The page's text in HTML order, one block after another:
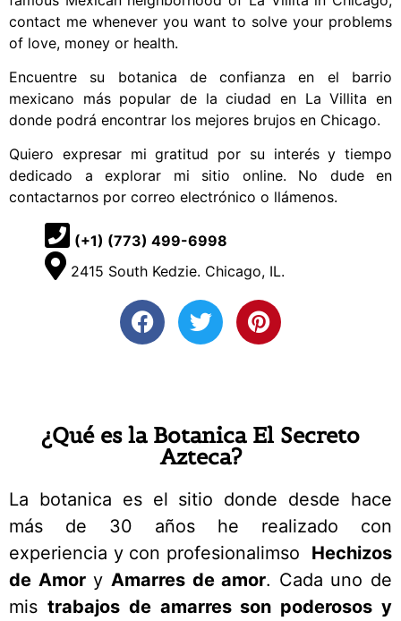
contact me whenever you want to solve your problems
of love, money or health.
Encuentre su botanica de confianza en el barrio
mexicano más popular de la ciudad en La Villita en
donde podrá encontrar los mejores brujos en Chicago.
Quiero expresar mi gratitud por su interés y tiempo
dedicado a explorar mi sitio online. No dude en
contactarnos por correo electrónico o llámenos.
(+1) (773) 499-6998
2415 South Kedzie. Chicago, IL.
¿Qué es la Botanica El Secreto
Azteca?
La botanica es el sitio donde desde hace
más de 30 años he realizado con
experiencia y con profesionalimso Hechizos
de Amory Amarres de amor. Cada uno de
mis trabajos de amarres son poderosos y